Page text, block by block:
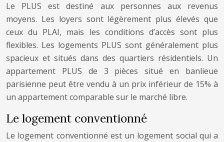
Le PLUS est destiné aux personnes aux revenus
moyens. Les loyers sont légèrement plus élevés que
ceux du PLAI, mais les conditions d’accès sont plus
flexibles. Les logements PLUS sont généralement plus
spacieux et situés dans des quartiers résidentiels. Un
appartement PLUS de 3 pièces situé en banlieue
parisienne peut être vendu à un prix inférieur de 15% à
un appartement comparable sur le marché libre.
Le logement conventionné
Le logement conventionné est un logement social qui a